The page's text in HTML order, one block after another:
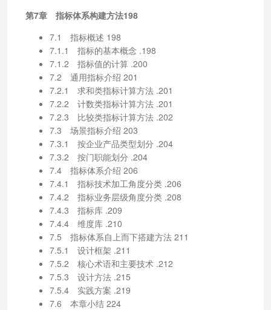
第7章 指标体系构建方法198
7.1 指标概述 198
7.1.1 指标的基本概念 .198
7.1.2 指标值的计算 .200
7.2 通用指标介绍 201
7.2.1 求和类指标计算方法 .201
7.2.2 计数类指标计算方法 .201
7.2.3 比较类指标计算方法 .202
7.3 场景指标介绍 203
7.3.1 按企业产品类型划分 .204
7.3.2 按门职能划分 .204
7.4 指标体系介绍 206
7.4.1 指标技术加工角度分类 .206
7.4.2 指标业务层级角度分类 .208
7.4.3 指标库 .209
7.4.4 维度库 .210
7.5 指标体系自上而下搭建方法 211
7.5.1 设计框架 .211
7.5.2 核心术语和主要技术 .212
7.5.3 设计方法 .215
7.5.4 实践方案 .219
7.6 本章小结 224